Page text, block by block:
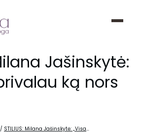
Jašinskytė:
ką nors
/ STILIUS: Milana Jašinskytė: „Visada privalau ką nors mylėti“